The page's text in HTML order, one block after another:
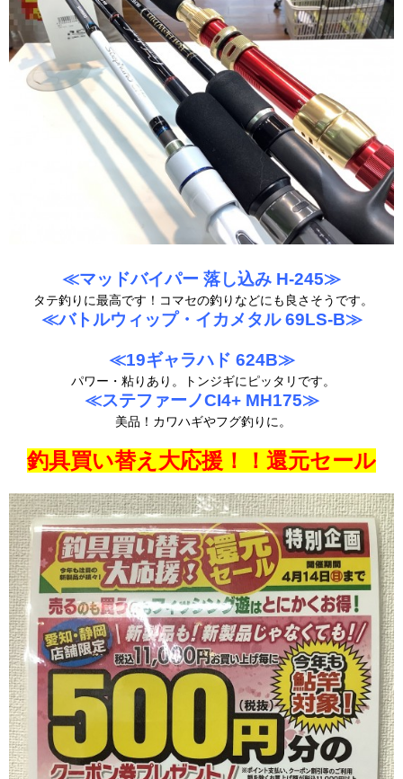
≪マッドバイパー 落し込み H-245≫
タテ釣りに最高です！コマセの釣りなどにも良さそうです。
≪バトルウィップ・イカメタル 69LS-B≫
≪19ギャラハド 624B≫
パワー・粘りあり。トンジギにピッタリです。
≪ステファーノCI4+ MH175≫
美品！カワハギやフグ釣りに。
釣具買い替え大応援！！還元セール